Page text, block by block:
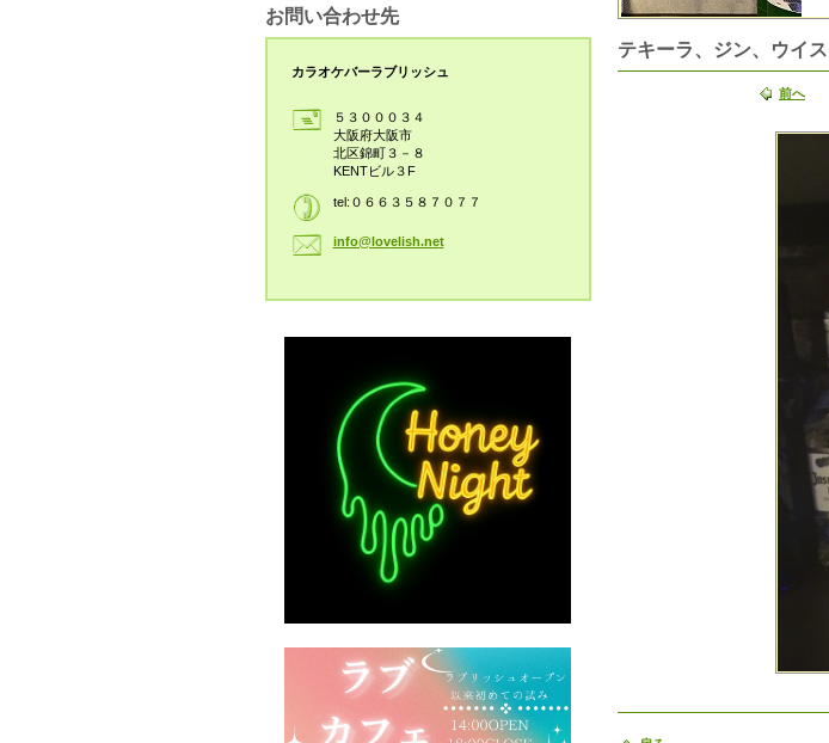
テキーラ、ジン、ウイ
前へ
お問い合わせ先
カラオケバーラブリッシュ
５３０００３４
大阪府大阪市
北区錦町３－８
KENTビル３F
tel:０６６３５８７０７７
info@lovelish.net